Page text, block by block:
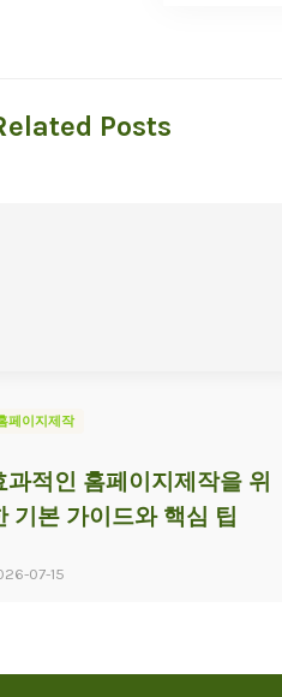
Posts
페이지제작
과적인 홈페이지제작을 위
기본 가이드와 핵심 팁
07-15